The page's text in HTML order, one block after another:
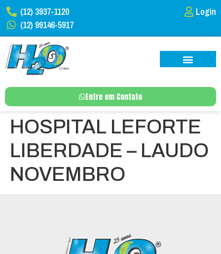
(12) 3937-1120
(12) 99146-5917
Login
Entre em Contato
HOSPITAL LEFORTE
LIBERDADE – LAUDO
NOVEMBRO